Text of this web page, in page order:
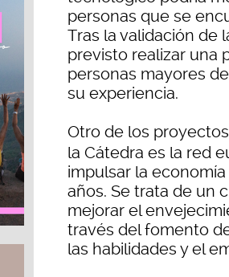
personas que se
Tras la validación de
previsto realizar una
personas mayores
su experiencia.
Otro de los
la Cátedra es la red
impulsar la
años. Se trata de un
mejorar el
través del fomento
las habilidades y el